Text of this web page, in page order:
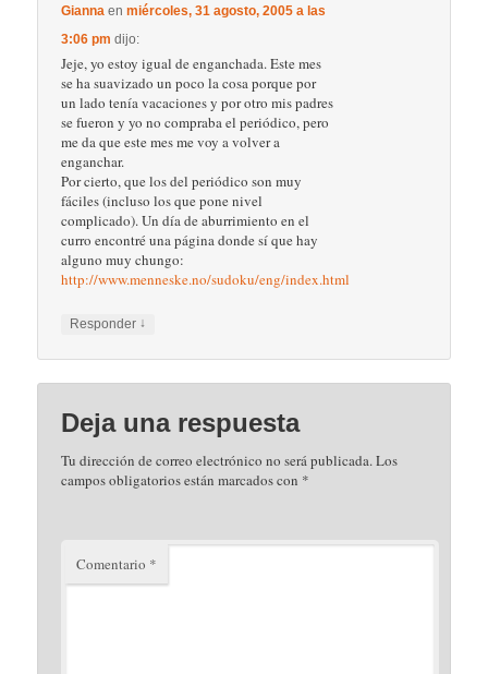
Gianna enmiércoles, 31 agosto, 2005 a las
3:06 pm dijo:
Jeje, yo estoy igual de enganchada. Este mes
se ha suavizado un poco la cosa porque por
un lado tenía vacaciones y por otro mis padres
se fueron y yo no compraba el periódico, pero
me da que este mes me voy a volver a
enganchar.
Por cierto, que los del periódico son muy
fáciles (incluso los que pone nivel
complicado). Un día de aburrimiento en el
curro encontré una página donde sí que hay
alguno muy chungo:
http://www.menneske.no/sudoku/eng/index.html
Responder ↓
Deja una respuesta
Tu dirección de correo electrónico no será publicada.Los
campos obligatorios están marcados con *
Comentario *